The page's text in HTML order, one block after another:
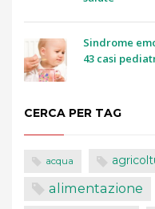
Sindrome
43 casi
CERCA PER TAG
acqua
alimentazione